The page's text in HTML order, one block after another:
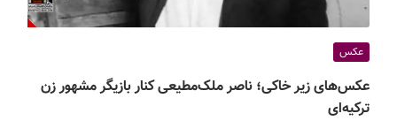
عکس
عکس‌های زیر خاکی؛ ناصر ملک‌مطیعی کنار بازیگر مشهور زن
ترکیه‌ای